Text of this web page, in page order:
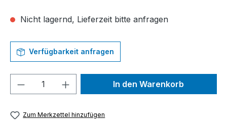
Nicht lagernd, Lieferzeit bitte anfragen
Verfügbarkeit anfragen
Produkt Anzahl: Gib denIn den Warenkorb
Zum Merkzettel hinzufügen